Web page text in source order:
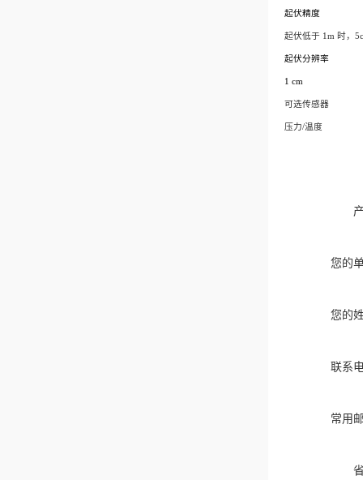
起伏精度
起伏低于 1m 时，
起伏分辨率
1 cm
可选传感器
压力/温度
您的
您的
联系
常用